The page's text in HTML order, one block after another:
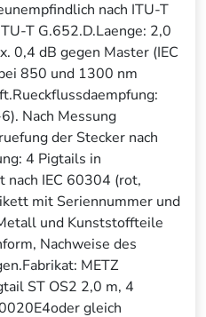
nach ITU-T
T G.652.D.Laenge: 2,0
0,4 dB gegen Master (IEC
850 und 1300 nm
Nach Messung
der Stecker nach
4 Pigtails in
IEC 60304 (rot,
mit Seriennummer und
und Kunststoffteile
Nachweise des
METZ
ST OS2 2,0 m, 4
gleich